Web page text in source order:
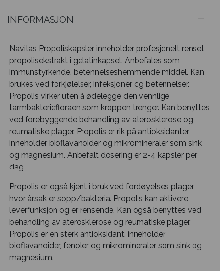
INFORMASJON
Navitas Propoliskapsler inneholder profesjonelt renset
propolisekstrakt i gelatinkapsel. Anbefales som
immunstyrkende, betennelseshemmende middel. Kan
brukes ved forkjølelser, infeksjoner og betennelser.
Propolis virker uten å ødelegge den vennlige
tarmbakteriefloraen som kroppen trenger. Kan benyttes
ved forebyggende behandling av aterosklerose og
reumatiske plager. Propolis er rik på antioksidanter,
inneholder bioflavanoider og mikromineraler som sink
og magnesium. Anbefalt dosering er 2-4 kapsler per
dag.
Propolis er også kjent i bruk ved fordøyelses plager
hvor årsak er sopp/bakteria. Propolis kan aktivere
leverfunksjon og er rensende. Kan også benyttes ved
behandling av aterosklerose og reumatiske plager.
Propolis er en sterk antioksidant, inneholder
bioflavanoider, fenoler og mikromineraler som sink og
magnesium.